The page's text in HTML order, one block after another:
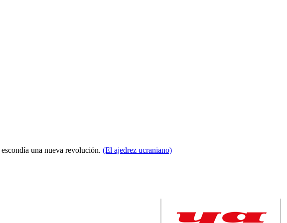
una nueva revolución. (El ajedrez ucraniano)